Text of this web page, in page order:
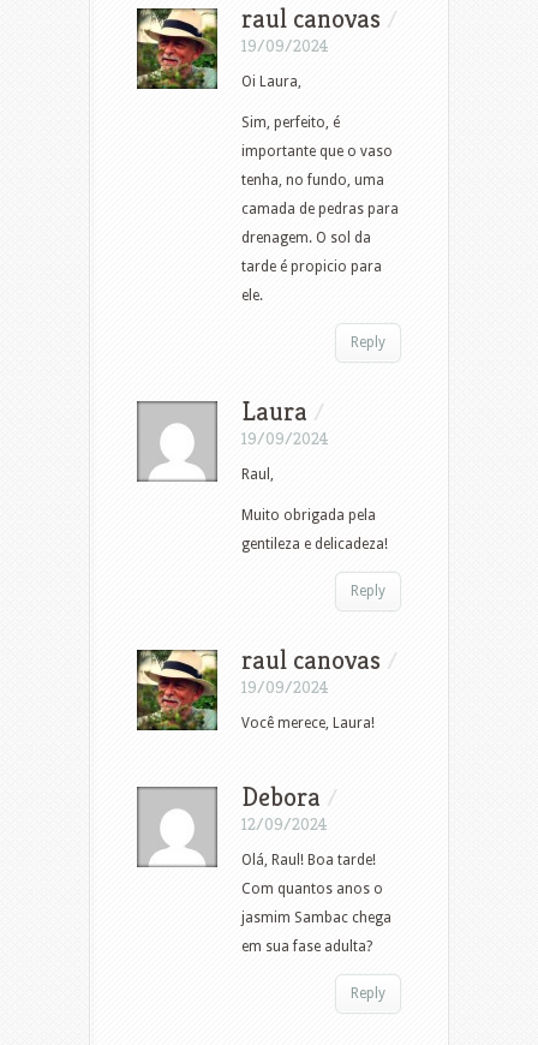
raul canovas /
19/09/2024
Oi Laura,
Sim, perfeito, é
importante que o vaso
tenha, no fundo, uma
camada de pedras para
drenagem. O sol da
tarde é propicio para
ele.
Reply
Laura /
19/09/2024
Raul,
Muito obrigada pela
gentileza e delicadeza!
Reply
raul canovas /
19/09/2024
Você merece, Laura!
Debora /
12/09/2024
Olá, Raul! Boa tarde!
Com quantos anos o
jasmim Sambac chega
em sua fase adulta?
Reply